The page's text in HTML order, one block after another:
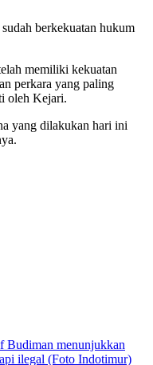
berkekuatan hukum
memiliki kekuatan
perkara yang paling
oleh Kejari.
yang dilakukan hari ini